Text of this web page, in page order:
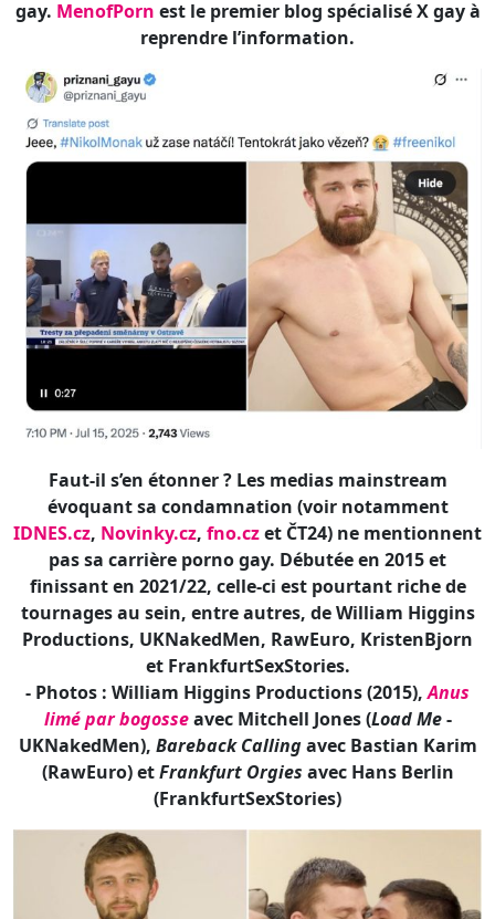
Faut-il s’en étonner ? Les medias mainstream
évoquant sa condamnation (voir notamment
IDNES.cz
et ČT24) ne mentionnent
pas sa carrière porno gay. Débutée en 2015 et
finissant en 2021/22, celle-ci est pourtant riche de
tournages au sein, entre autres, de William Higgins
Productions, UKNakedMen, RawEuro, KristenBjorn
et FrankfurtSexStories.
- Photos : William Higgins Productions (2015),
Anus
limé par bogosseavec Mitchell Jones ( Load Me
UKNakedMen),
Bareback Calling
avec Bastian Karim
(RawEuro) etFrankfurt Orgiesavec Hans Berlin
(FrankfurtSexStories)